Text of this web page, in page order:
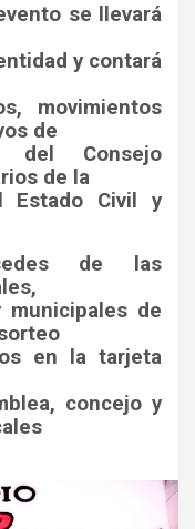
se llevará
y contará
movimientos
de
del Consejo
de la
Estado Civil y
de las
municipales de
en la tarjeta
concejo y